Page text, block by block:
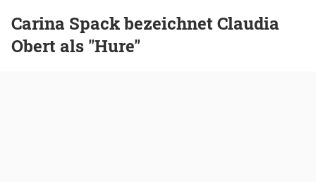
Carina Spack bezeichnet Claudia
Obert als "Hure"